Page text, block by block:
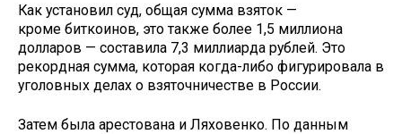
Как установил суд, общая сумма взяток —
кроме биткоинов, это также более 1,5 миллиона
долларов — составила 7,3 миллиарда рублей. Это
рекордная сумма, которая когда-либо фигурировала в
уголовных делах о взяточничестве в России.
Затем была арестована и Ляховенко. По данным